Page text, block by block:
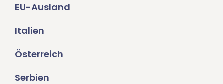
EU-Ausland
Italien
Österreich
Serbien